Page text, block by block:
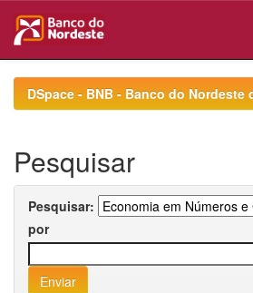
navigationDSpace - BNB - Banco do Nordeste
Pesquisar
Pesquisar:
por